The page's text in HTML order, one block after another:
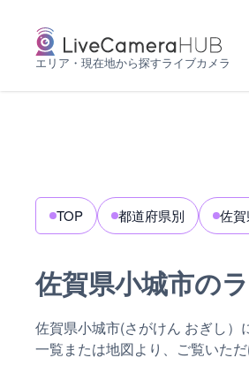
エリア・現在地から探すライブカメラ
TOP 都道府県別 佐賀
佐賀県小城市の
佐賀県小城市(さがけん おぎし）
一覧または地図より、ご覧いただ